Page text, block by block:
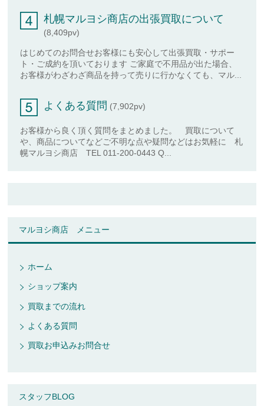
札幌マルヨシ商店の出張買取について
(8,409pv)
はじめてのお問合せお客様にも安心して出張買取・サポー
ト・ご成約を頂いております ご家庭で不用品が出た場合、
お客様がわざわざ商品を持って売りに行かなくても、マル...
よくある質問 (7,902pv)
お客様から良く頂く質問をまとめました。 買取について
や、商品についてなどご不明な点や疑問などはお気軽に 札
幌マルヨシ商店 TEL 011-200-0443 Q...
マルヨシ商店 メニュー
ホーム
ショップ案内
買取までの流れ
よくある質問
買取お申込みお問合せ
スタッフBLOG